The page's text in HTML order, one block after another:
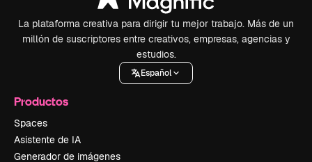
La plataforma creativa para dirigir tu mejor trabajo. Más de un
millón de suscriptores entre creativos, empresas, agencias y
estudios.
Español
Productos
Spaces
Asistente de IA
Generador de imágenes